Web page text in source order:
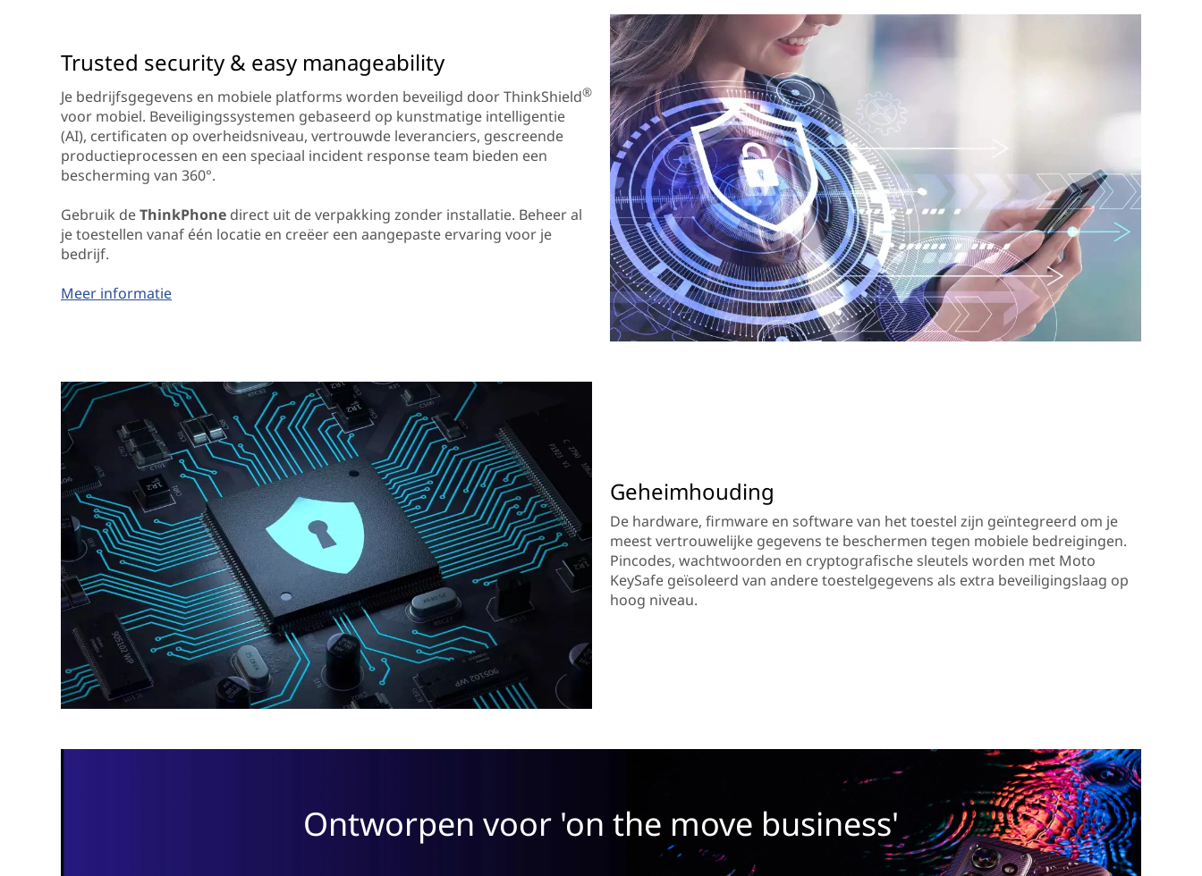
Trusted security & easy manageability
Je bedrijfsgegevens en mobiele platforms worden beveiligd door ThinkShield®
voor mobiel. Beveiligingssystemen gebaseerd op kunstmatige intelligentie
(AI), certificaten op overheidsniveau, vertrouwde leveranciers, gescreende
productieprocessen en een speciaal incident response team bieden een
bescherming van 360°.
Gebruik deThinkPhone direct uit de verpakking zonder installatie. Beheer al
je toestellen vanaf één locatie en creëer een aangepaste ervaring voor je
bedrijf.
Meer informatie
Geheimhouding
De hardware, firmware en software van het toestel zijn geïntegreerd om je
meest vertrouwelijke gegevens te beschermen tegen mobiele bedreigingen.
Pincodes, wachtwoorden en cryptografische sleutels worden met Moto
KeySafe geïsoleerd van andere toestelgegevens als extra beveiligingslaag op
hoog niveau.
Ontworpen voor 'on the move business'